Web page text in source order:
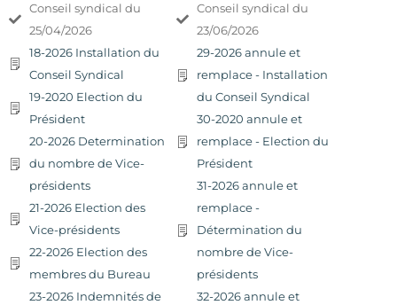
Conseil syndical du
25/04/2026
18-2026 Installation du
Conseil Syndical
19-2020 Election du
Président
20-2026 Determination
du nombre de Vice-
présidents
21-2026 Election des
Vice-présidents
22-2026 Election des
membres du Bureau
23-2026 Indemnités de
Conseil syndical du
23/06/2026
29-2026 annule et
remplace - Installation
du Conseil Syndical
30-2020 annule et
remplace - Election du
Président
31-2026 annule et
remplace -
Détermination du
nombre de Vice-
présidents
32-2026 annule et